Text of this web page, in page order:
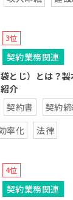
契約業務関連
とじ）とは？製
介
契約書
契約
率化 法律
契約業務関連